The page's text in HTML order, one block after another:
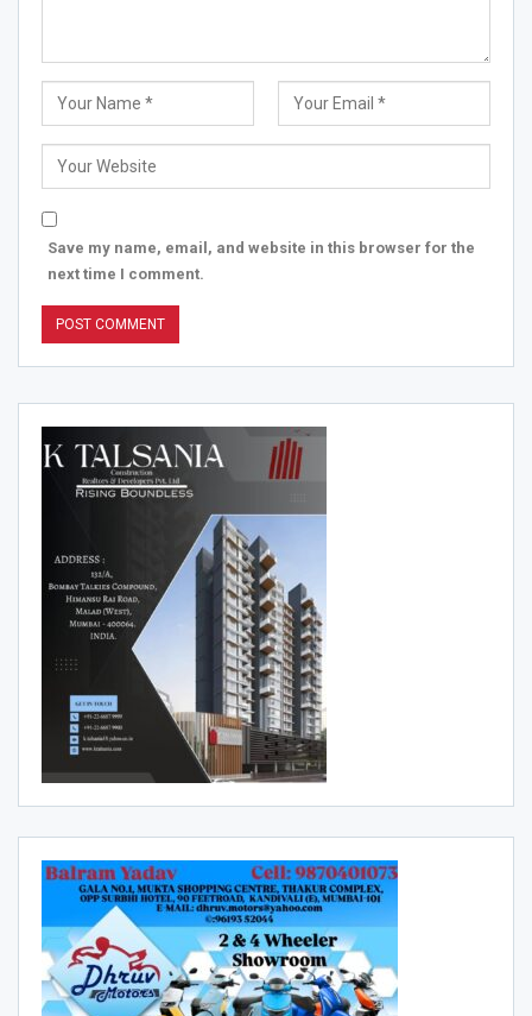
Save my name, email, and website in this browser for the
next time I comment.